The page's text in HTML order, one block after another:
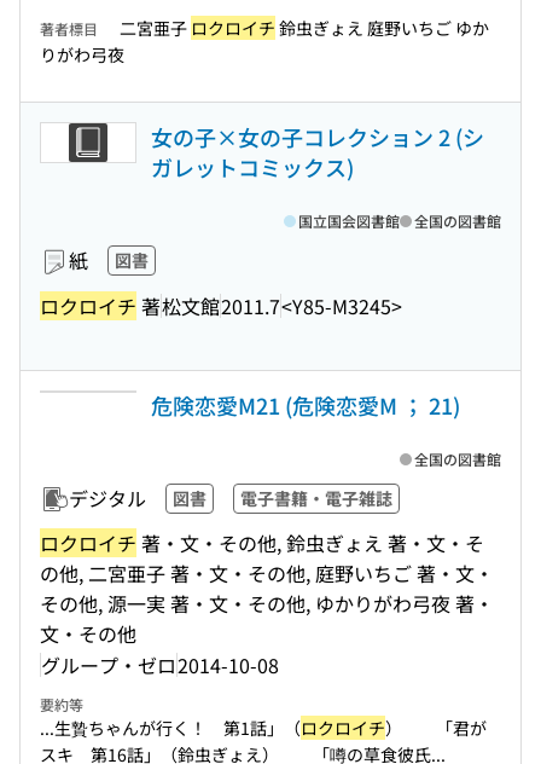
著者標目 二宮亜子 ロクロイチ 鈴虫ぎょえ 庭野いちご ゆか
りがわ弓夜
女の子×女の子コレクション 2 (シ
ガレットコミックス)
紙 図書
ロクロイチ 著松文館2011.7<Y85-M3245>
国立国会図書館 全国の図書館
危険恋愛M21 (危険恋愛M ； 21)
デジタル 図書 電子書籍・電子雑誌
ロクロイチ 著・文・その他, 鈴虫ぎょえ 著・文・そ
の他, 二宮亜子 著・文・その他, 庭野いちご 著・文・
その他, 源一実 著・文・その他, ゆかりがわ弓夜 著・
文・その他
グループ・ゼロ2014-10-08
全国の図書館
要約等
...生贄ちゃんが行く！ 第1話」（ロクロイチ） 「君が
スキ 第16話」（鈴虫ぎょえ） 「噂の草食彼氏...